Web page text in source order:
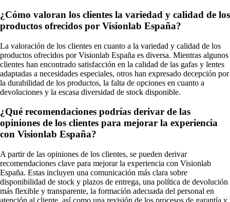
¿Cómo valoran los clientes la variedad y calidad de los
productos ofrecidos por Visionlab España?
La valoración de los clientes en cuanto a la variedad y calidad de los
productos ofrecidos por Visionlab España es diversa. Mientras algunos
clientes han encontrado satisfacción en la calidad de las gafas y lentes
adaptadas a necesidades especiales, otros han expresado decepción por
la durabilidad de los productos, la falta de opciones en cuanto a
devoluciones y la escasa diversidad de stock disponible.
¿Qué recomendaciones podrías derivar de las
opiniones de los clientes para mejorar la experiencia
con Visionlab España?
A partir de las opiniones de los clientes, se pueden derivar
recomendaciones clave para mejorar la experiencia con Visionlab
España. Estas incluyen una comunicación más clara sobre
disponibilidad de stock y plazos de entrega, una política de devolución
más flexible y transparente, la formación adecuada del personal en